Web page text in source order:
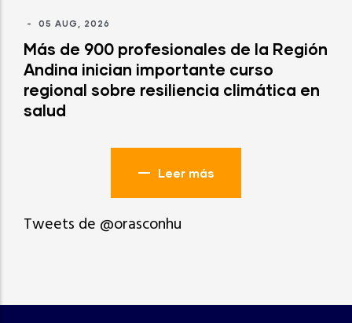
- 05 AUG, 2026
Más de 900 profesionales de la Región
Andina inician importante curso
regional sobre resiliencia climática en
salud
Leer más
Tweets de @orasconhu